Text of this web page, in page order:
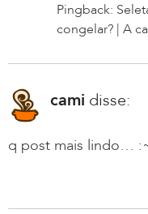
Pingback:
congelar? | A
cami disse:
q post mais lindo…